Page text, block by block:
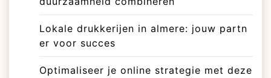
Lokale drukkerijen in almere: jouw partn
er voor succes
Optimaliseer je online strategie met deze